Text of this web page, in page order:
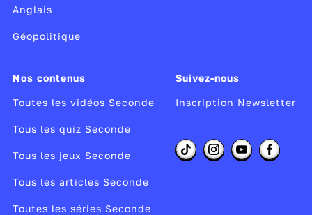
Anglais
Géopolitique
Nos contenus
Toutes les vidéos Seconde
Tous les quiz Seconde
Tous les jeux Seconde
Tous les articles Seconde
Toutes les séries Seconde
Suivez-nous
Inscription Newsletter